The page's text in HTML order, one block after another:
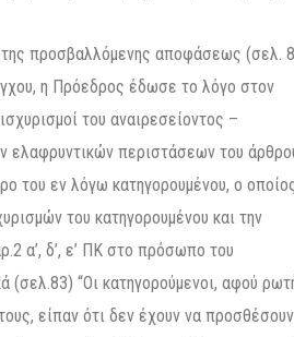
προσβαλλόμενης αποφάσεως (σελ.
η Πρόεδρος έδωσε το λόγο στον
του αναιρεσείοντος –
περιστάσεων του
του εν λόγω κατηγορουμένου, ο
του κατηγορουμένου και την
α’, δ’, ε’ ΠΚ στο πρόσωπο του
(σελ.83) “Οι κατηγορούμενοι, αφού
είπαν ότι δεν έχουν να